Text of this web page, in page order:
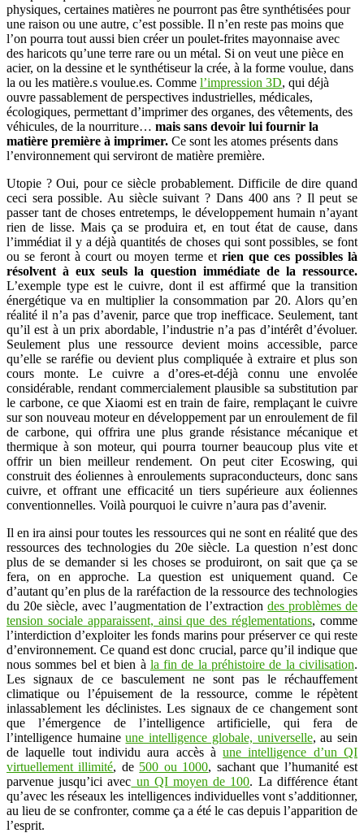
physiques, certaines matières ne pourront pas être synthétisées pour
une raison ou une autre, c’est possible. Il n’en reste pas moins que
l’on pourra tout aussi bien créer un poulet-frites mayonnaise avec
des haricots qu’une terre rare ou un métal. Si on veut une pièce en
acier, on la dessine et le synthétiseur la crée, à la forme voulue, dans
la ou les matière.s voulue.es. Comme l’impression 3D, qui déjà
ouvre passablement de perspectives industrielles, médicales,
écologiques, permettant d’imprimer des organes, des vêtements, des
véhicules, de la nourriture… mais sans devoir lui fournir la
matière première à imprimer. Ce sont les atomes présents dans
l’environnement qui serviront de matière première.
Utopie ? Oui, pour ce siècle probablement. Difficile de dire quand
ceci sera possible. Au siècle suivant ? Dans 400 ans ? Il peut se
passer tant de choses entretemps, le développement humain n’ayant
rien de lisse. Mais ça se produira et, en tout état de cause, dans
l’immédiat il y a déjà quantités de choses qui sont possibles, se font
ou se feront à court ou moyen terme et rien que ces possibles là
résolvent à eux seuls la question immédiate de la ressource.
L’exemple type est le cuivre, dont il est affirmé que la transition
énergétique va en multiplier la consommation par 20. Alors qu’en
réalité il n’a pas d’avenir, parce que trop inefficace. Seulement, tant
qu’il est à un prix abordable, l’industrie n’a pas d’intérêt d’évoluer.
Seulement plus une ressource devient moins accessible, parce
qu’elle se raréfie ou devient plus compliquée à extraire et plus son
cours monte. Le cuivre a d’ores-et-déjà connu une envolée
considérable, rendant commercialement plausible sa substitution par
le carbone, ce que Xiaomi est en train de faire, remplaçant le cuivre
sur son nouveau moteur en développement par un enroulement de fil
de carbone, qui offrira une plus grande résistance mécanique et
thermique à son moteur, qui pourra tourner beaucoup plus vite et
offrir un bien meilleur rendement. On peut citer Ecoswing, qui
construit des éoliennes à enroulements supraconducteurs, donc sans
cuivre, et offrant une efficacité un tiers supérieure aux éoliennes
conventionnelles. Voilà pourquoi le cuivre n’aura pas d’avenir.
Il en ira ainsi pour toutes les ressources qui ne sont en réalité que des
ressources des technologies du 20e siècle. La question n’est donc
plus de se demander si les choses se produiront, on sait que ça se
fera, on en approche. La question est uniquement quand. Ce
d’autant qu’en plus de la raréfaction de la ressource des technologies
du 20e siècle, avec l’augmentation de l’extractiondes problèmes de
tension sociale apparaissent, ainsi que des réglementations, comme
l’interdiction d’exploiter les fonds marins pour préserver ce qui reste
d’environnement. Ce quand est donc crucial, parce qu’il indique que
nous sommes bel et bien à la fin de la préhistoire de la civilisation.
Les signaux de ce basculement ne sont pas le réchauffement
climatique ou l’épuisement de la ressource, comme le répètent
inlassablement les déclinistes. Les signaux de ce changement sont
que l’émergence de l’intelligence artificielle, qui fera de
l’intelligence humaineune intelligence globale, universelle, au sein
de laquelle tout individu aura accès àune intelligence d’un QI
virtuellement illimité, de 500 ou 1000, sachant que l’humanité est
parvenue jusqu’ici avec un QI moyen de 100. La différence étant
qu’avec les réseaux les intelligences individuelles vont s’additionner,
au lieu de se confronter, comme ça a été le cas depuis l’apparition de
l’esprit.